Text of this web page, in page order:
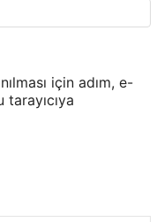
için adım, e-